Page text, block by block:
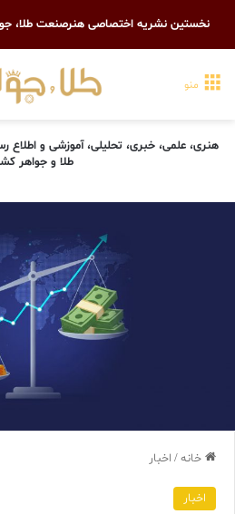
نخستین نشریه اختصاصی هنرصنعت طلا،
منو
هنری، علمی، خبری، تحلیلی، آموزشی و
طلا و جواهر
خانه/ اخبار
اخبار